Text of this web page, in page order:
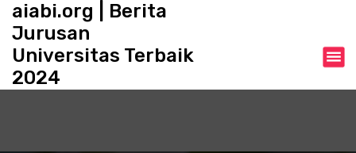
aiabi.org | Berita
Jurusan
Universitas Terbaik
2024